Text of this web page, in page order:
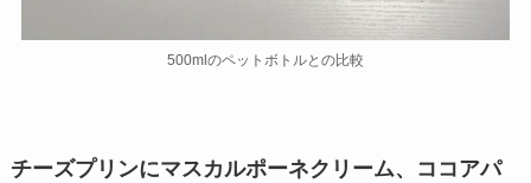
500mlのペットボトルとの比較
チーズプリンにマスカルポーネクリーム、ココアパ